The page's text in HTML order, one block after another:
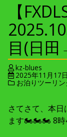
【
目(日
kz-blues
2025年11月17日
お泊りツーリ
さてさて、本
ます🏍🏍🏍 8時